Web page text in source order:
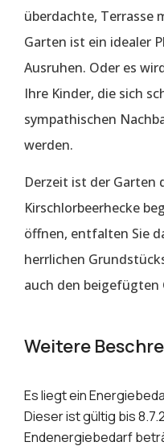
überdachte, Terrasse
Garten ist ein idealer
Ausruhen. Oder es
Ihre Kinder, die sich
sympathischen
werden.
Derzeit ist der Garten
Kirschlorbeerhecke
öffnen, entfalten Sie
herrlichen
auch den
Weitere
Es liegt ein
Dieser ist gültig bis
Endenergiebedarf